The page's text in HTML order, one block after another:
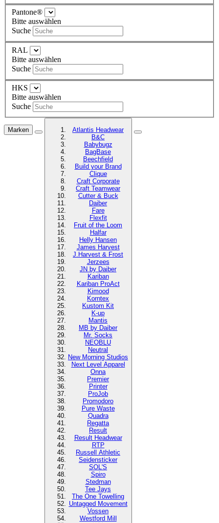
Pantone®
Bitte auswählen
Suche
RAL
Bitte auswählen
Suche
HKS
Bitte auswählen
Suche
Marken
Atlantis Headwear
B&C
Babybugz
BagBase
Beechfield
Build your Brand
Clique
Craft Corporate
Craft Teamwear
Cutter & Buck
Daiber
Fare
Flexfit
Fruit of the Loom
Halfar
Helly Hansen
James Harvest
J.Harvest & Frost
Jerzees
JN by Daiber
Kariban
Kariban ProAct
Kimood
Korntex
Kustom Kit
K-up
Mantis
MB by Daiber
Mr. Socks
NEOBLU
Neutral
New Morning Studios
Next Level Apparel
Onna
Premier
Printer
ProJob
Promodoro
Pure Waste
Quadra
Regatta
Result
Result Headwear
RTP
Russell Athletic
Seidensticker
SOL'S
Spiro
Stedman
Tee Jays
The One Towelling
Untagged Movement
Vossen
Westford Mill